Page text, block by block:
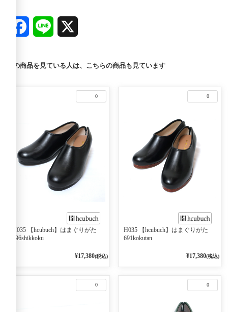
FacebookLine
この商品を見ている人は、こちらの商品も見ています
0
H035 【hcubuch】はまぐりがた
696shikkoku
¥17,380(税込)
0
H035 【hcubuch】はまぐりがた
691kokutan
¥17,380(税込)
0 0